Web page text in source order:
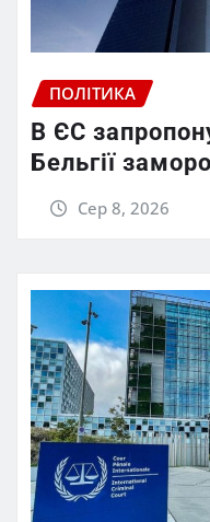
ПОЛІТИКА
В ЄС
Бельгії
Сер 8, 2026